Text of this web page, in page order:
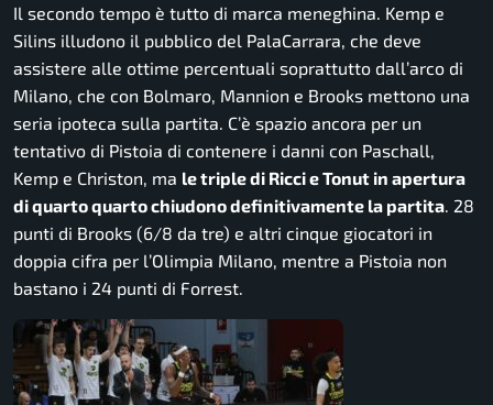
Il secondo tempo è tutto di marca meneghina. Kemp e
Silins illudono il pubblico del PalaCarrara, che deve
assistere alle ottime percentuali soprattutto dall’arco di
Milano, che con Bolmaro, Mannion e Brooks mettono una
seria ipoteca sulla partita. C’è spazio ancora per un
tentativo di Pistoia di contenere i danni con Paschall,
Kemp e Christon, ma le triple di Ricci e Tonut in apertura
di quarto quarto chiudono definitivamente la partita . 28
punti di Brooks (6/8 da tre) e altri cinque giocatori in
doppia cifra per l’Olimpia Milano, mentre a Pistoia non
bastano i 24 punti di Forrest.